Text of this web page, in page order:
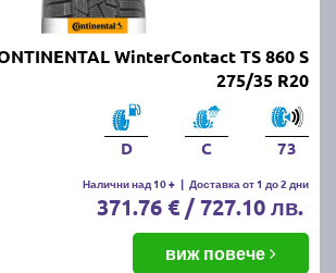
WinterContact TS 860 S
275/35 R20
D C 73
Налични над 10 + | Доставка от 1 до 2 дни
371.76 € / 727.10 лв.
виж повече